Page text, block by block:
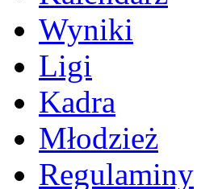
Wyniki
Ligi
Kadra
Młodzież
Regulaminy